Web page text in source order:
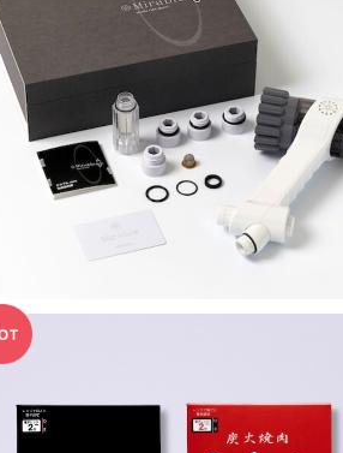
【キャンペーン価格】ミラブルzero / 塩素除去